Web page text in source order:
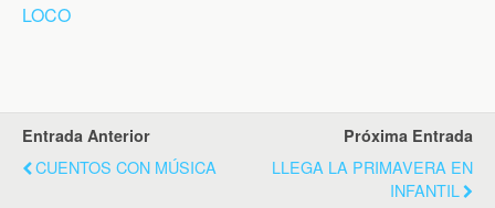
LOCO
Entrada Anterior
CUENTOS CON MÚSICA
Próxima Entrada
LLEGA LA PRIMAVERA EN
INFANTIL